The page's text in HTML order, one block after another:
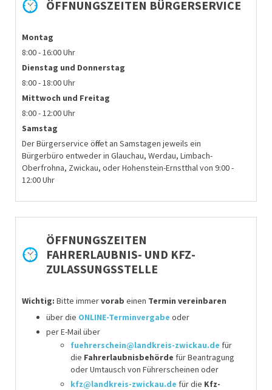
ÖFFNUNGSZEITEN BÜRGERSERVICE
Montag
8:00 - 16:00 Uhr
Dienstag und Donnerstag
8:00 - 18:00 Uhr
Mittwoch und Freitag
8:00 - 12:00 Uhr
Samstag
Der Bürgerservice öffnet an Samstagen jeweils ein
Bürgerbüro entweder in Glauchau, Werdau, Limbach-
Oberfrohna, Zwickau, oder Hohenstein-Ernstthal von 9:00 -
12:00 Uhr
ÖFFNUNGSZEITEN
FAHRERLAUBNIS- UND KFZ-
ZULASSUNGSSTELLE
Wichtig: Bitte immervorab einen Termin vereinbaren
über die ONLINE-Terminvergabe oder
per E-Mail über
fuehrerschein@landkreis-zwickau.de für
die Fahrerlaubnisbehörde fürBeantragung
oder Umtausch von Führerscheinen oder
kfz@landkreis-zwickau.de für die Kfz-